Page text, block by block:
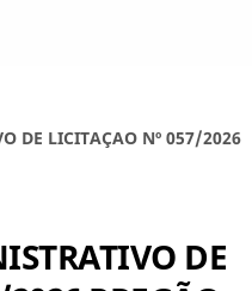
DE LICITAÇAO Nº 057/2026
DE